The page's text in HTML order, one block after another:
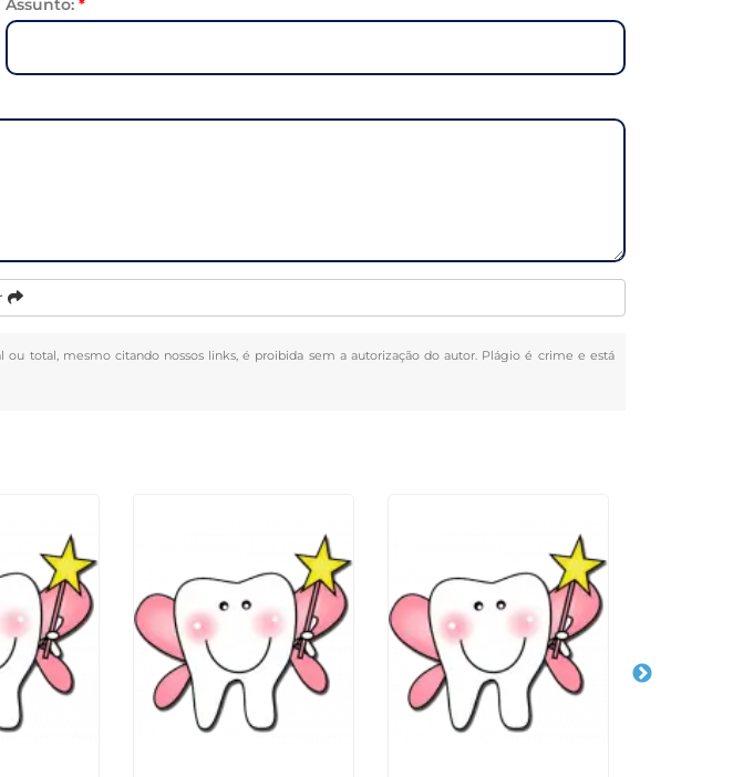
Assunto: *
ou total, mesmo citando nossos links, é proibida sem a autorização do autor. Plágio é crime e está